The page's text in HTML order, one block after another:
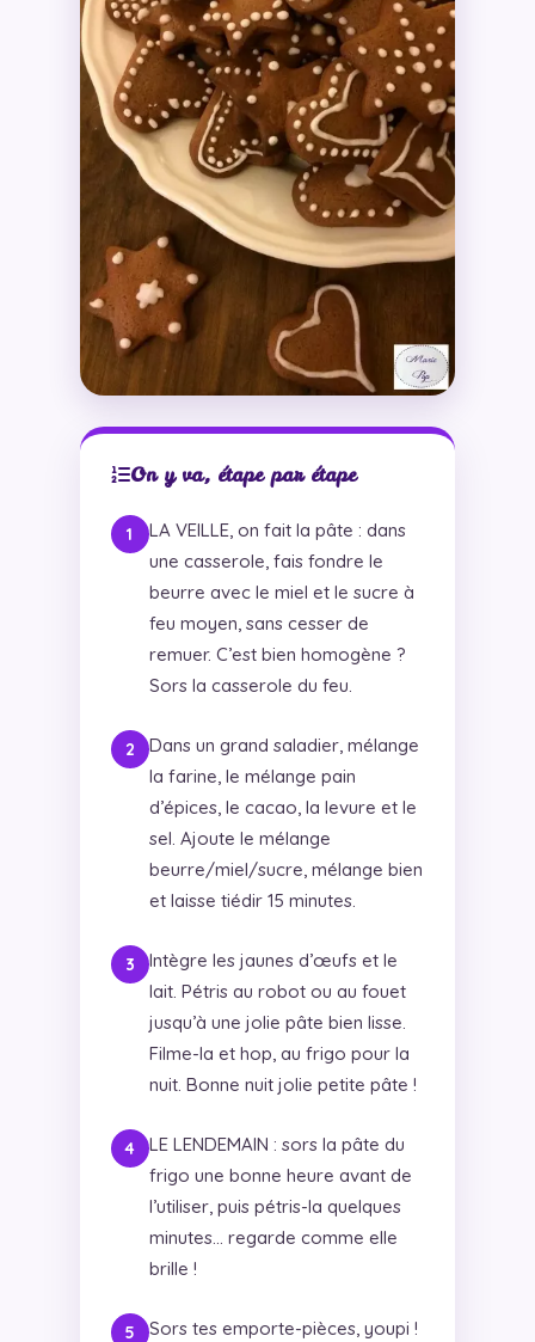
On y va, étape par étape
LA VEILLE, on fait la pâte : dans
une casserole, fais fondre le
beurre avec le miel et le sucre à
feu moyen, sans cesser de
remuer. C’est bien homogène ?
Sors la casserole du feu.
Dans un grand saladier, mélange
la farine, le mélange pain
d’épices, le cacao, la levure et le
sel. Ajoute le mélange
beurre/miel/sucre, mélange bien
et laisse tiédir 15 minutes.
Intègre les jaunes d’œufs et le
lait. Pétris au robot ou au fouet
jusqu’à une jolie pâte bien lisse.
Filme-la et hop, au frigo pour la
nuit. Bonne nuit jolie petite pâte !
LE LENDEMAIN : sors la pâte du
frigo une bonne heure avant de
l’utiliser, puis pétris-la quelques
minutes… regarde comme elle
brille !
Sors tes emporte-pièces, youpi !